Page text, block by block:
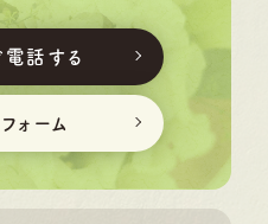
電話する
ォーム